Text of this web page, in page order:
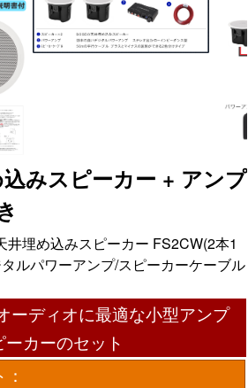
みスピーカー + アンプ
井埋め込みスピーカー FS2CW(2本1
ルパワーアンプ/スピーカーケーブル
ーディオに最適な小型アンプ
カーのセット